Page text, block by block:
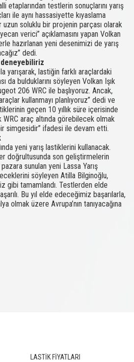
etaplarından testlerin sonuçlarını yarış
ile aynı hassasiyette kıyaslama
uzun soluklu bir projenin parçası olarak
verici” açıklamasını yapan Volkan
hazırlanan yeni desenimizi de yarış
dedi.
yarışarak, lastiğin farklı araçlardaki
da bulduklarını söyleyen Volkan Işık
206 WRC ile başlıyoruz. Ancak,
kullanmayı planlıyoruz” dedi ve
geçen 10 yıllık süre içerisinde
WRC araç altında görebilecek olmak
simgesidir” ifadesi ile devam etti.
yeni yarış lastiklerini kullanacak.
doğrultusunda son geliştirmelerin
pazara sunulan yeni Lassa Yarış
söyleyen Atilla Bilginoğlu,
gibi tamamlandı. Testlerden elde
Bu yıl elde edeceğimiz başarılarla,
olmak üzere Avrupa’nın tanıyacağına
LASTİK FİYATLARI